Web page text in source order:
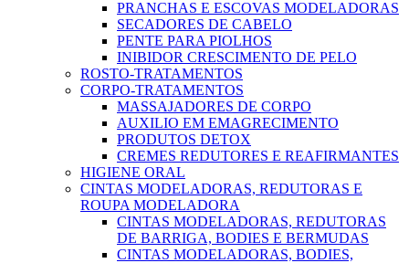
PRANCHAS E ESCOVAS MODELADORAS
SECADORES DE CABELO
PENTE PARA PIOLHOS
INIBIDOR CRESCIMENTO DE PELO
ROSTO-TRATAMENTOS
CORPO-TRATAMENTOS
MASSAJADORES DE CORPO
AUXILIO EM EMAGRECIMENTO
PRODUTOS DETOX
CREMES REDUTORES E REAFIRMANTES
HIGIENE ORAL
CINTAS MODELADORAS, REDUTORAS E
ROUPA MODELADORA
CINTAS MODELADORAS, REDUTORAS
DE BARRIGA, BODIES E BERMUDAS
CINTAS MODELADORAS, BODIES,